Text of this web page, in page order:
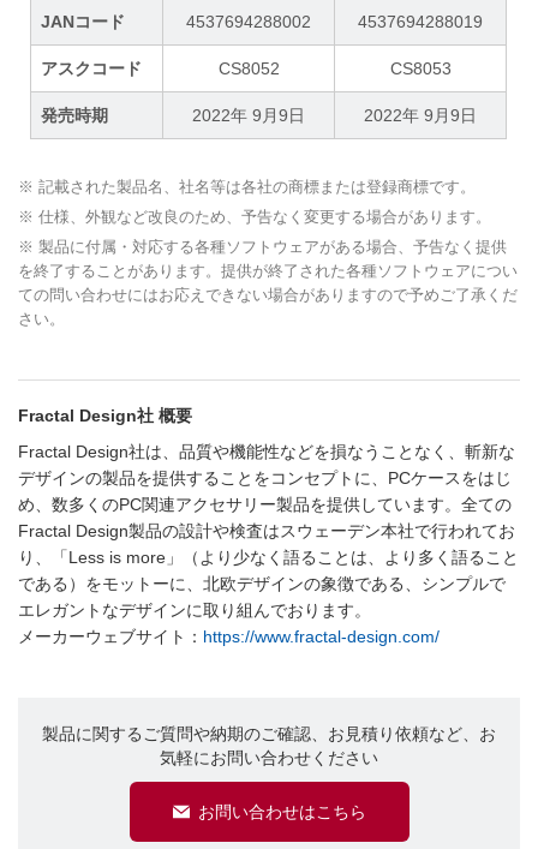
JANコード 4537694288002 4537694288019
アスクコード CS8052 CS8053
発売時期 2022年 9月9日 2022年 9月9日
※ 記載された製品名、社名等は各社の商標または登録商標です。
※ 仕様、外観など改良のため、予告なく変更する場合があります。
※ 製品に付属・対応する各種ソフトウェアがある場合、予告なく提供
を終了することがあります。提供が終了された各種ソフトウェアについ
ての問い合わせにはお応えできない場合がありますので予めご了承くだ
さい。
Fractal Design社 概要
Fractal Design社は、品質や機能性などを損なうことなく、斬新な
デザインの製品を提供することをコンセプトに、PCケースをはじ
め、数多くのPC関連アクセサリー製品を提供しています。全ての
Fractal Design製品の設計や検査はスウェーデン本社で行われてお
り、「Less is more」（より少なく語ることは、より多く語ること
である）をモットーに、北欧デザインの象徴である、シンプルで
エレガントなデザインに取り組んでおります。
メーカーウェブサイト： https://www.fractal-design.com/
製品に関するご質問や納期のご確認、お見積り依頼など、お
気軽にお問い合わせください
お問い合わせはこちら